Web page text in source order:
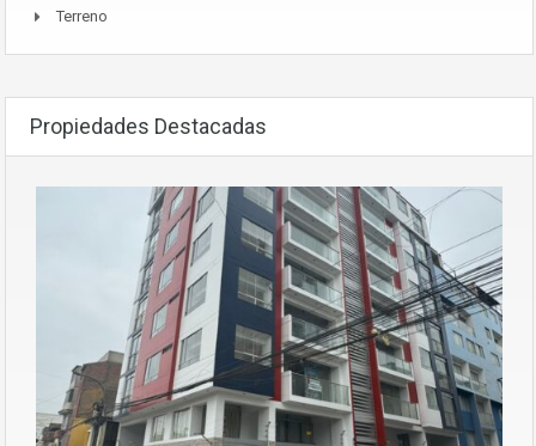
Terreno
Propiedades Destacadas